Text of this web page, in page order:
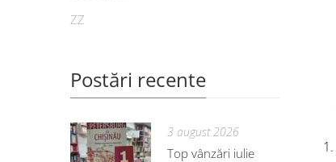
ZZ
Postări recente
3 august 2026
Top vânzări iulie